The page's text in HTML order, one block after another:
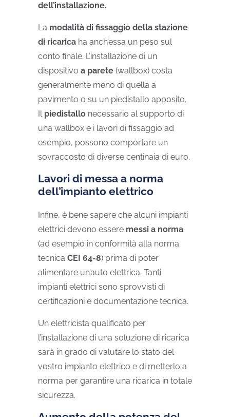
dell’installazione.
La modalità di fissaggio della stazione
di ricarica ha anch’essa un peso sul
conto finale. L’installazione di un
dispositivo a parete (wallbox) costa
generalmente meno di quella a
pavimento o su un piedistallo apposito.
Il piedistallo necessario al supporto di
una wallbox e i lavori di fissaggio ad
esempio, possono comportare un
sovraccosto di diverse centinaia di euro.
Lavori di messa a norma
dell’impianto elettrico
Infine, è bene sapere che alcuni impianti
elettrici devono essere messi a norma
(ad esempio in conformità alla norma
tecnica CEI 64-8) prima di poter
alimentare un’auto elettrica. Tanti
impianti elettrici sono sprovvisti di
certificazioni e documentazione tecnica.
Un elettricista qualificato per
l’installazione di una soluzione di ricarica
sarà in grado di valutare lo stato del
vostro impianto elettrico e di metterlo a
norma per garantire una ricarica in totale
sicurezza.